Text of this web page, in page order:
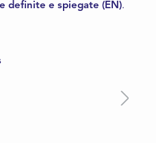
definite e spiegate (EN).